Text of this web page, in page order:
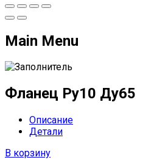
Main Menu
Фланец Ру10 Ду65
Описание
Детали
В корзину